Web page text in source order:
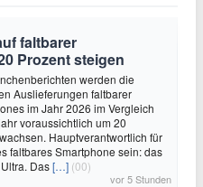
faltbarer
Prozent steigen
werden die
Auslieferungen faltbarer
im Jahr 2026 im Vergleich
voraussichtlich um 20
Hauptverantwortlich für
faltbares Smartphone sein: das
Das[…] (00)
vor 5 Stunden